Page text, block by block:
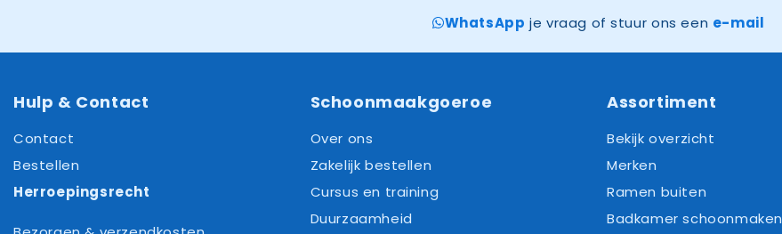
WhatsApp je vraag of stuur ons een e-mail
Hulp & Contact
Contact
Bestellen
Herroepingsrecht
Schoonmaakgoeroe
Over ons
Zakelijk bestellen
Cursus en training
Duurzaamheid
Assortiment
Bekijk overzicht
Merken
Ramen buiten
Badkamer schoonmaken